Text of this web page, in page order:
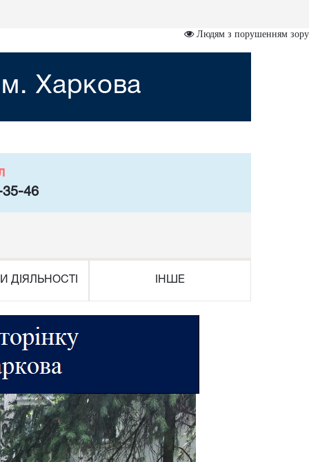
Людям з порушенням зору
м. Харкова
35-46
ДІЯЛЬНОСТІ ІНШЕ